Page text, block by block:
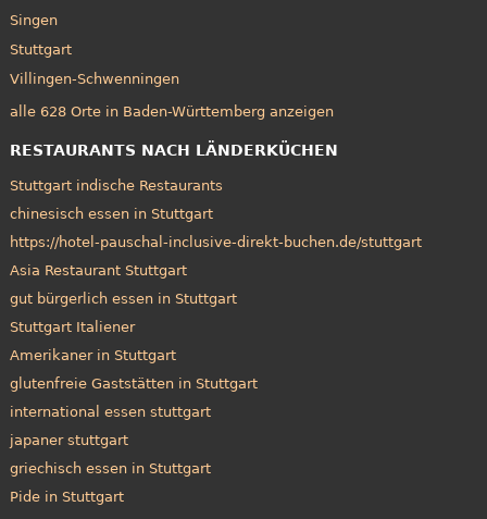
Singen
Stuttgart
Villingen-Schwenningen
alle 628 Orte in Baden-Württemberg anzeigen
RESTAURANTS NACH LÄNDERKÜCHEN
Stuttgart indische Restaurants
chinesisch essen in Stuttgart
https://hotel-pauschal-inclusive-direkt-buchen.de/stuttgart
Asia Restaurant Stuttgart
gut bürgerlich essen in Stuttgart
Stuttgart Italiener
Amerikaner in Stuttgart
glutenfreie Gaststätten in Stuttgart
international essen stuttgart
japaner stuttgart
griechisch essen in Stuttgart
Pide in Stuttgart